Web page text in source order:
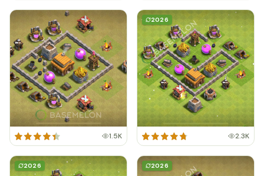
1.5K
2026
2.3K
2026 2026